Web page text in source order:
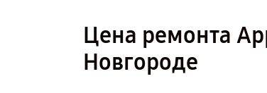
Цена ремонта
Новгороде